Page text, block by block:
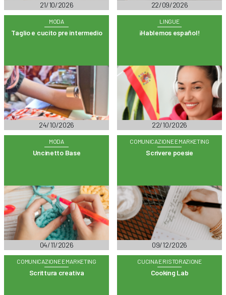
21/10/2026 22/09/2026
MODA
Taglio e cucito pre intermedio
24/10/2026
LINGUE
¡Hablemos español!
22/10/2026
MODA
Uncinetto Base
04/11/2026
COMUNICAZIONE E MARKETING
Scrivere poesie
09/12/2026
COMUNICAZIONE E MARKETING
Scrittura creativa
CUCINA E RISTORAZIONE
Cooking Lab